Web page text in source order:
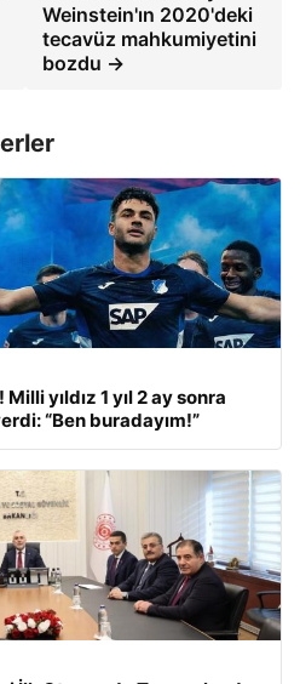
Weinstein'ın 2020'deki
tecavüz mahkumiyetini
bozdu →
yıldız 1 yıl 2 ay sonra
“Ben buradayım!”